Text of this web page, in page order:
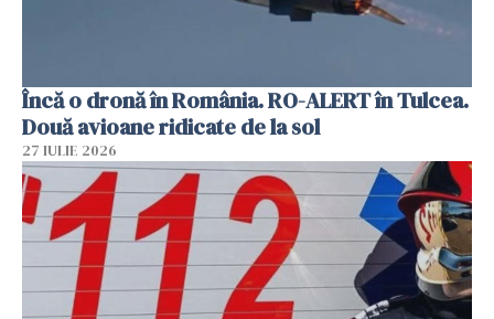
Încă o dronă în România. RO-ALERT în Tulcea.
Două avioane ridicate de la sol
27 IULIE 2026